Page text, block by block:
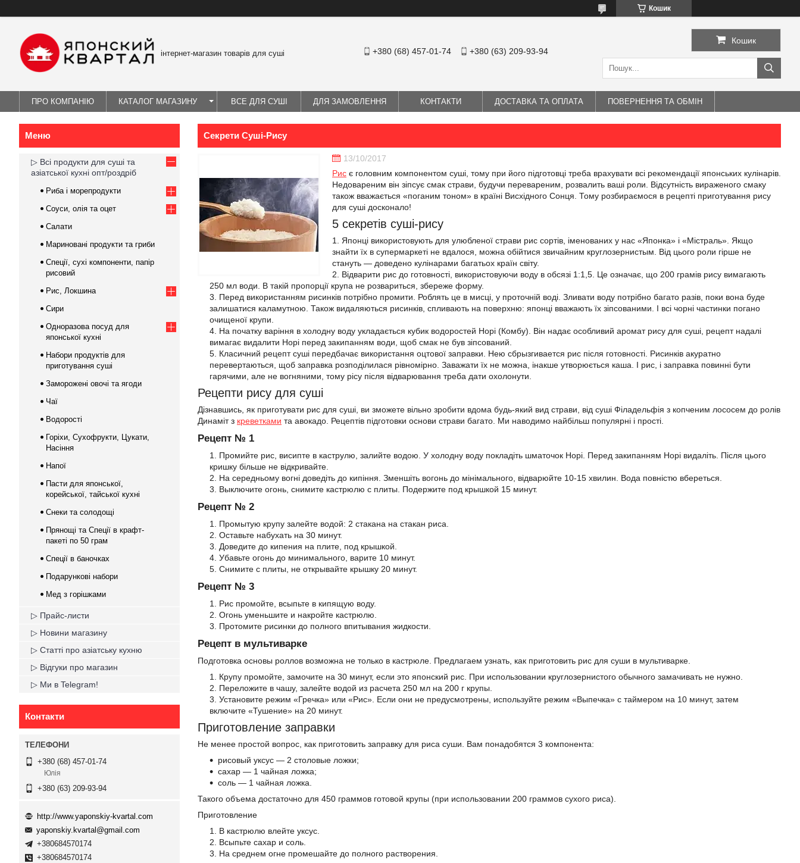
Кошик
інтернет-магазин товарів для суші +380 (68) 457-01-74 +380 (63) 209-93-94
Кошик
ПРО КОМПАНІЮ КАТАЛОГ МАГАЗИНУ ВСЕ ДЛЯ СУШІ ДЛЯ ЗАМОВЛЕННЯ КОНТАКТИ ДОСТАВКА ТА ОПЛАТА ПОВЕРНЕННЯ ТА ОБМІН
Секрети Суші-Рису
13/10/2017
Рис є головним компонентом суші, тому при його підготовці треба врахувати всі рекомендації японських кулінарів.
Недовареним він зіпсує смак страви, будучи перевареним, розвалить ваші роли. Відсутність вираженого смаку
також вважається «поганим тоном» в країні Висхідного Сонця. Тому розбираємося в рецепті приготування рису
для суші досконало!
5 секретів суші-рису
Японці використовують для улюбленої страви рис сортів, іменованих у нас «Японка» і «Містраль». Якщо
знайти їх в супермаркеті не вдалося, можна обійтися звичайним круглозернистым. Від цього роли гірше не
стануть — доведено кулінарами багатьох країн світу.
Відварити рис до готовності, використовуючи воду в обсязі 1:1,5. Це означає, що 200 грамів рису вимагають
250 мл води. В такій пропорції крупа не розвариться, збереже форму.
Перед використанням рисинків потрібно промити. Роблять це в мисці, у проточній воді. Зливати воду потрібно багато разів, поки вона буде
залишатися каламутною. Також видаляються рисинків, спливають на поверхню: японці вважають їх зіпсованими. І всі чорні частинки погано
очищеної крупи.
На початку варіння в холодну воду укладається кубик водоростей Норі (Комбу). Він надає особливий аромат рису для суші, рецепт надалі
вимагає видалити Норі перед закипанням води, щоб смак не був зіпсований.
Класичний рецепт суші передбачає використання оцтової заправки. Нею сбрызгивается рис після готовності. Рисинків акуратно
перевертаються, щоб заправка розподілилася рівномірно. Заважати їх не можна, інакше утворюється каша. І рис, і заправка повинні бути
гарячими, але не вогняними, тому рісу після відварювання треба дати охолонути.
Рецепти рису для суші
Дізнавшись, як приготувати рис для суші, ви зможете вільно зробити вдома будь-який вид страви, від суші Філадельфія з копченим лососем до ролів
Динаміт з креветками та авокадо. Рецептів підготовки основи страви багато. Ми наводимо найбільш популярні і прості.
Рецепт № 1
Промийте рис, висипте в каструлю, залийте водою. У холодну воду покладіть шматочок Норі. Перед закипанням Норі видаліть. Після цього
кришку більше не відкривайте.
На середньому вогні доведіть до кипіння. Зменшіть вогонь до мінімального, відварюйте 10-15 хвилин. Вода повністю вбереться.
Выключите огонь, снимите кастрюлю с плиты. Подержите под крышкой 15 минут.
Рецепт № 2
Промытую крупу залейте водой: 2 стакана на стакан риса.
Оставьте набухать на 30 минут.
Доведите до кипения на плите, под крышкой.
Убавьте огонь до минимального, варите 10 минут.
Снимите с плиты, не открывайте крышку 20 минут.
Рецепт № 3
Рис промойте, всыпьте в кипящую воду.
Огонь уменьшите и накройте кастрюлю.
Протомите рисинки до полного впитывания жидкости.
Рецепт в мультиварке
Подготовка основы роллов возможна не только в кастрюле. Предлагаем узнать, как приготовить рис для суши в мультиварке.
Крупу промойте, замочите на 30 минут, если это японский рис. При использовании круглозернистого обычного замачивать не нужно.
Переложите в чашу, залейте водой из расчета 250 мл на 200 г крупы.
Установите режим «Гречка» или «Рис». Если они не предусмотрены, используйте режим «Выпечка» с таймером на 10 минут, затем
включите «Тушение» на 20 минут.
Приготовление заправки
Не менее простой вопрос, как приготовить заправку для риса суши. Вам понадобятся 3 компонента:
рисовый уксус — 2 столовые ложки;
сахар — 1 чайная ложка;
соль — 1 чайная ложка.
Такого объема достаточно для 450 граммов готовой крупы (при использовании 200 граммов сухого риса).
Приготовление
В кастрюлю влейте уксус.
Всыпьте сахар и соль.
На среднем огне промешайте до полного растворения.
▷ Всі продукти для суші та
азіатської кухні опт/роздріб
Риба і морепродукти
Соуси, олія та оцет
Салати
Мариновані продукти та гриби
Спеції, сухі компоненти, папір
рисовий
Рис, Локшина
Сири
Одноразова посуд для
японської кухні
Набори продуктів для
приготування суші
Заморожені овочі та ягоди
Чаї
Водорості
Горіхи, Сухофрукти, Цукати,
Насіння
Напої
Пасти для японської,
корейської, тайської кухні
Снеки та солодощі
Прянощі та Спеції в крафт-
пакеті по 50 грам
Спеції в баночках
Подарункові набори
Мед з горішками
▷ Прайс-листи
▷ Новини магазину
▷ Статті про азіатську кухню
▷ Відгуки про магазин
▷ Ми в Telegram!
Контакти
+380 (68) 457-01-74
Юлія
+380 (63) 209-93-94
http://www.yaponskiy-kvartal.com
yaponskiy.kvartal@gmail.com
+380684570174
+380684570174